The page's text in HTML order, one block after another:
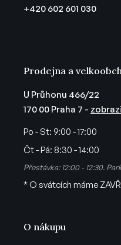
+420 602 601 030
O nákupu
Prodejna a
U Průhonu 466/22
170 00 Praha 7 -
Po - St: 9:00 - 17:00
Čt - Pá: 8:30 - 14:00
Přestávka: 12:00 - 12:30.
* O svátcích máme